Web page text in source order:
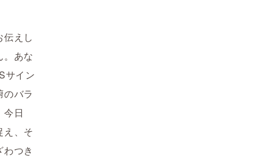
えし
あな
サイン
バラ
今日
、そ
つき